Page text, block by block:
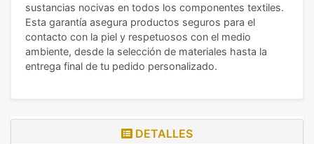
sustancias nocivas en todos los componentes textiles.
Esta garantía asegura productos seguros para el
contacto con la piel y respetuosos con el medio
ambiente, desde la selección de materiales hasta la
entrega final de tu pedido personalizado.
DETALLES